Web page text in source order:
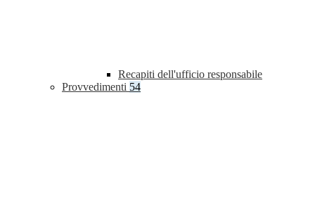
Recapiti dell'ufficio responsabile
Provvedimenti 54